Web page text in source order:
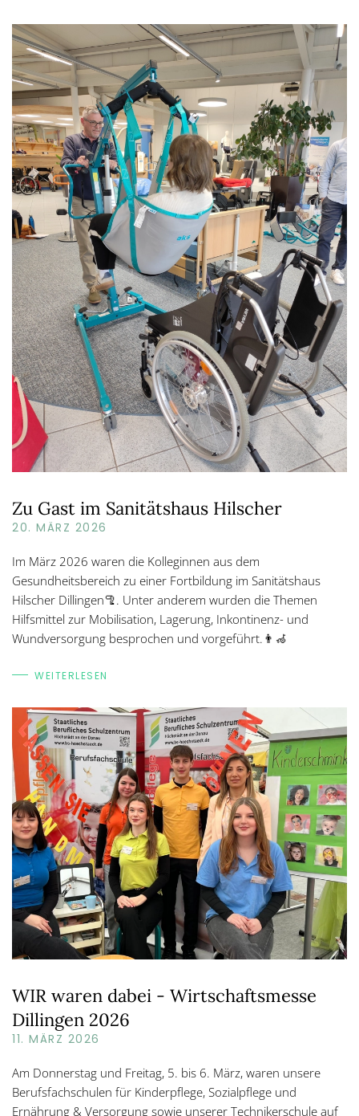
Zu Gast im Sanitätshaus Hilscher
20. MÄRZ 2026
Im März 2026 waren die Kolleginnen aus dem
Gesundheitsbereich zu einer Fortbildung im Sanitätshaus
Hilscher Dillingen🦿. Unter anderem wurden die Themen
Hilfsmittel zur Mobilisation, Lagerung, Inkontinenz- und
Wundversorgung besprochen und vorgeführt.👨‍🦽
WEITERLESEN
WIR waren dabei - Wirtschaftsmesse
Dillingen 2026
11. MÄRZ 2026
Am Donnerstag und Freitag, 5. bis 6. März, waren unsere
Berufsfachschulen für Kinderpflege, Sozialpflege und
Ernährung & Versorgung sowie unserer Technikerschule auf